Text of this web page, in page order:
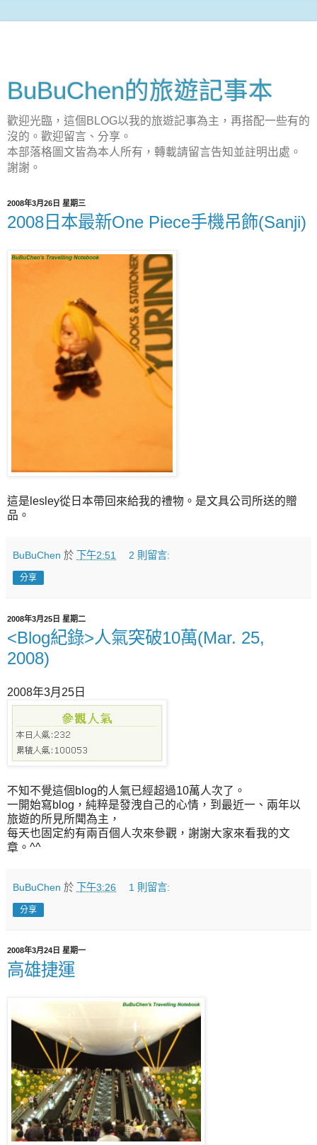
BuBuChen的旅遊記事本
歡迎光臨，這個BLOG以我的旅遊記事為主，再搭配一些有的
沒的。歡迎留言、分享。
本部落格圖文皆為本人所有，轉載請留言告知並註明出處。
謝謝。
2008年3月26日 星期三
2008日本最新One Piece手機吊飾(Sanji)
這是lesley從日本帶回來給我的禮物。是文具公司所送的贈
品。
BuBuChen 於 下午2:51 2 則留言:
分享
2008年3月25日 星期二
<Blog紀錄>人氣突破10萬(Mar. 25,
2008)
2008年3月25日
不知不覺這個blog的人氣已經超過10萬人次了。
一開始寫blog，純粹是發洩自己的心情，到最近一、兩年以
旅遊的所見所聞為主，
每天也固定約有兩百個人次來參觀，謝謝大家來看我的文
章。^^
BuBuChen 於 下午3:26 1 則留言:
分享
2008年3月24日 星期一
高雄捷運